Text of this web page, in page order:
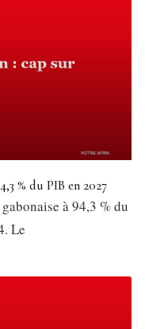
% du PIB en 2027
à 94,3 % du
Le